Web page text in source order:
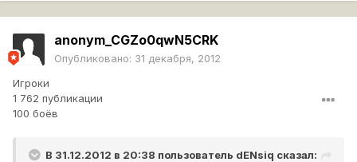
anonym_CGZo0qwN5CRK
Опубликовано: 31 декабря, 2012
Игроки
1 762 публикации
100 боёв
В 31.12.2012 в 20:38 пользователь dENsiq сказал: